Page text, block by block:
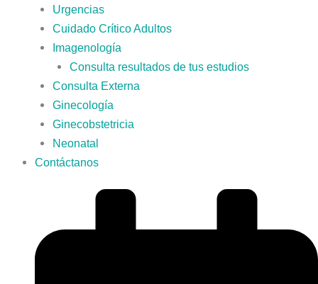
Urgencias
Cuidado Crítico Adultos
Imagenología
Consulta resultados de tus estudios
Consulta Externa
Ginecología
Ginecobstetricia
Neonatal
Contáctanos